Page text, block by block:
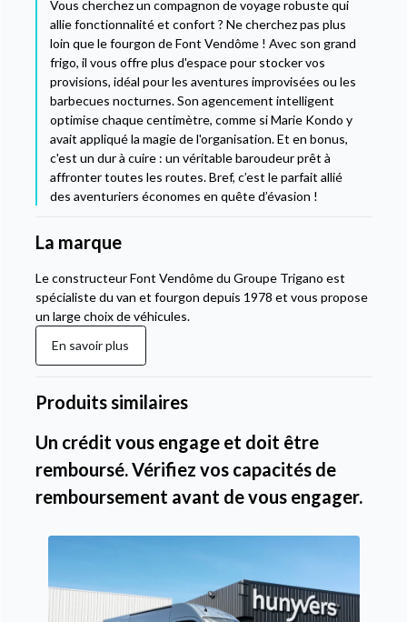
Vous cherchez un compagnon de voyage robuste qui
allie fonctionnalité et confort ? Ne cherchez pas plus
loin que le fourgon de Font Vendôme ! Avec son grand
frigo, il vous offre plus d'espace pour stocker vos
provisions, idéal pour les aventures improvisées ou les
barbecues nocturnes. Son agencement intelligent
optimise chaque centimètre, comme si Marie Kondo y
avait appliqué la magie de l'organisation. Et en bonus,
c'est un dur à cuire : un véritable baroudeur prêt à
affronter toutes les routes. Bref, c’est le parfait allié
des aventuriers économes en quête d’évasion !
La marque
Le constructeur Font Vendôme du Groupe Trigano est
spécialiste du van et fourgon depuis 1978 et vous propose
un large choix de véhicules.
En savoir plus
Produits similaires
Un crédit vous engage et doit être
remboursé. Vérifiez vos capacités de
remboursement avant de vous engager.